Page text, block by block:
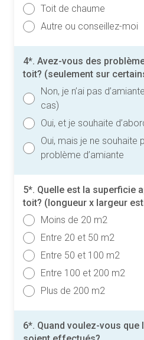
Toit de chaume
Autre ou conseillez-moi
4*. Avez-vous des
toit? (seulement sur
Non, je n’ai pas
cas)
Oui, et je souhaite
Oui, mais je ne souhaite
problème d’amiante
5*. Quelle est la superficie
toit? (longueur x largeur
Moins de 20 m2
Entre 20 et 50 m2
Entre 50 et 100 m2
Entre 100 et 200 m2
Plus de 200 m2
6*. Quand voulez-vous